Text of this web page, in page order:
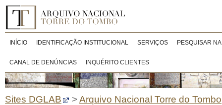
INÍCIO IDENTIFICAÇÃO INSTITUCIONAL SERVIÇOS PESQUISAR
CANAL DE DENÚNCIAS INQUÉRITO CLIENTES
Sites DGLAB >Arquivo Nacional Torre do Tombo